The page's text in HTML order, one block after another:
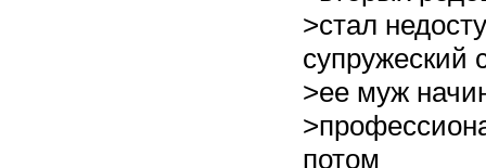
>стал
супружеский
>ее муж
потом